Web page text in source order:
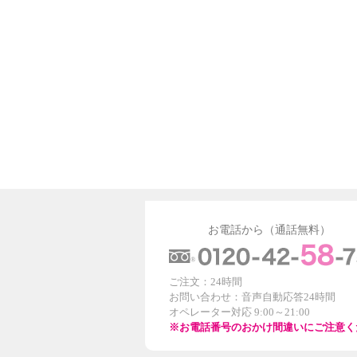
お電話から（通話無料）
ご注文：24時間
お問い合わせ：音声自動応答24時間
オペレーター対応 9:00～21:00
※お電話番号のおかけ間違いにご注意